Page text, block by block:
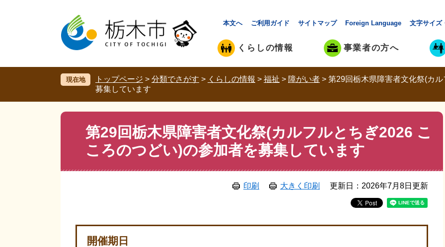
で
ば
本文へ ご利用ガイド サイトマップ Foreign Language 文字サイズ
くらしの情報 事業者の方へ
現在地 トップページ > 分類でさがす > くらしの情報 > 福祉 > 障がい者 > 第29回栃木県障害者文化祭(カ
募集しています
第29回栃木県障害者文化祭(カルフルとちぎ2026 こ
ころのつどい)の参加者を募集しています
印刷 大きく印刷 更新日：2026年7月8日更新
開催期日